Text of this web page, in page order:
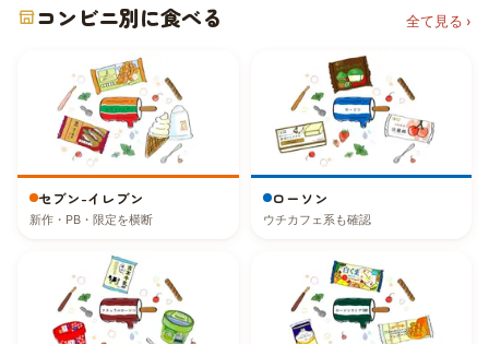
コンビニ別に食べる 全て見る ›
セブン-イレブン
新作・PB・限定を横断
ローソン
ウチカフェ系も確認